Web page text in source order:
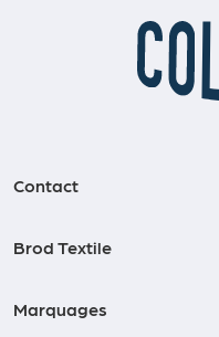
Contact
Brod Textile
Marquages